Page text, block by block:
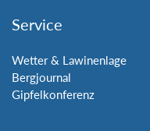
Service
Wetter & Lawinenlage
Bergjournal
Gipfelkonferenz